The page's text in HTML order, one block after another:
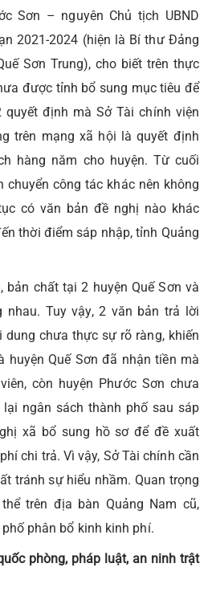
Sơn – nguyên Chủ tịch UBND
2021-2024 (hiện là Bí thư Đảng
Sơn Trung), cho biết trên thực
được tỉnh bổ sung mục tiêu để
định mà Sở Tài chính viện
trên mạng xã hội là quyết định
hàng năm cho huyện. Từ cuối
chuyển công tác khác nên không
có văn bản đề nghị nào khác
thời điểm sáp nhập, tỉnh Quảng
bản chất tại 2 huyện Quế Sơn và
nhau. Tuy vậy, 2 văn bản trả lời
dung chưa thực sự rõ ràng, khiến
huyện Quế Sơn đã nhận tiền mà
còn huyện Phước Sơn chưa
ngân sách thành phố sau sáp
xã bổ sung hồ sơ để đề xuất
chi trả. Vì vậy, Sở Tài chính cần
tránh sự hiểu nhầm. Quan trọng
trên địa bàn Quảng Nam cũ,
phân bổ kinh kinh phí.
phòng, pháp luật, an ninh trật